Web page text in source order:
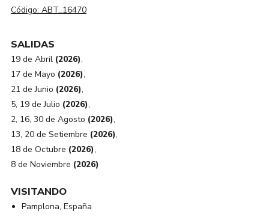
Código: ABT_16470
SALIDAS
19 de Abril (2026),
17 de Mayo (2026),
21 de Junio (2026),
5, 19 de Julio (2026),
2, 16, 30 de Agosto (2026),
13, 20 de Setiembre (2026),
18 de Octubre (2026),
8 de Noviembre (2026)
VISITANDO
Pamplona, España